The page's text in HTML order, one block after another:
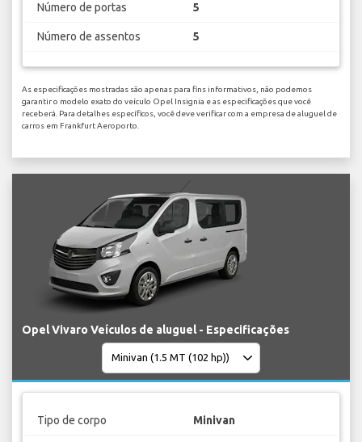
Número de portas 5
Número de assentos 5
As especificações mostradas são apenas para fins informativos, não podemos
garantir o modelo exato do veículo Opel Insignia e as especificações que você
receberá. Para detalhes específicos, você deve verificar com a empresa de aluguel de
carros em Frankfurt Aeroporto.
Opel Vivaro Veículos de aluguel - Especificações
Tipo de corpo Minivan